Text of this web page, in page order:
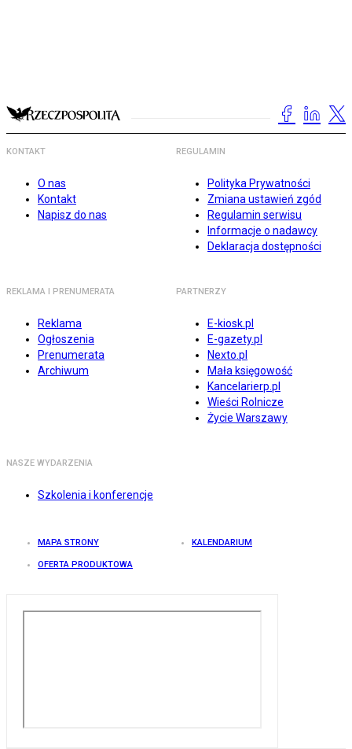
KONTAKT
O nas
Kontakt
Napisz do nas
REGULAMIN
Polityka Prywatności
Zmiana ustawień zgód
Regulamin serwisu
Informacje o nadawcy
Deklaracja dostępności
REKLAMA I PRENUMERATA
Reklama
Ogłoszenia
Prenumerata
Archiwum
PARTNERZY
E-kiosk.pl
E-gazety.pl
Nexto.pl
Mała księgowość
Kancelarierp.pl
Wieści Rolnicze
Życie Warszawy
NASZE WYDARZENIA
Szkolenia i konferencje
MAPA STRONY KALENDARIUM
OFERTA PRODUKTOWA